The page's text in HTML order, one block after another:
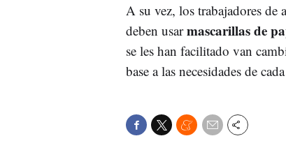
A su vez, los trabajadores de
deben usarmascarillas de
se les han facilitado van
base a las necesidades de